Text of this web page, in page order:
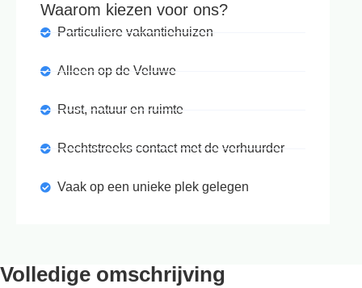
Waarom kiezen voor ons?
Particuliere vakantiehuizen
Alleen op de Veluwe
Rust, natuur en ruimte
Rechtstreeks contact met de verhuurder
Vaak op een unieke plek gelegen
Volledige omschrijving